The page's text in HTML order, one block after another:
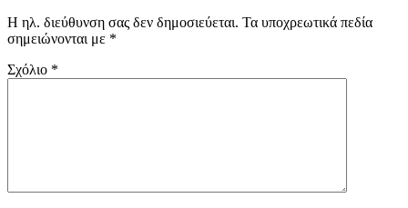
Η ηλ. διεύθυνση σας δεν δημοσιεύεται. Τα υποχρεωτικά πεδία
σημειώνονται με *
Σχόλιο *